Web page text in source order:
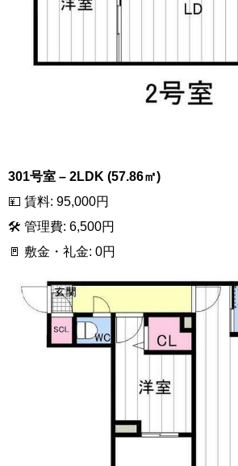
301号室 – 2LDK (57.86㎡)
💴 賃料: 95,000円
🛠 管理費: 6,500円
🚪 敷金・礼金: 0円